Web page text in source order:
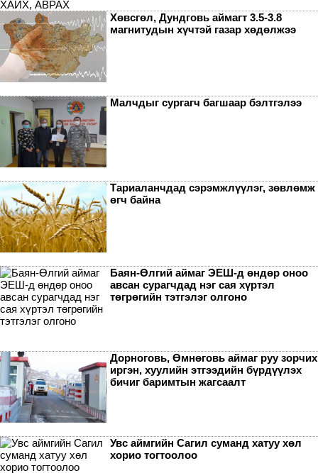
Хөвсгөл, Дундговь аймагт 3.5-3.8
магнитудын хүчтэй газар хөдөлжээ
Малчдыг сургагч багшаар бэлтгэлээ
Тариаланчдад сэрэмжлүүлэг, зөвлөмж
өгч байна
Баян-Өлгий аймаг ЭЕШ-д өндөр оноо
авсан сурагчдад нэг сая хүртэл
төгрөгийн тэтгэлэг олгоно
Дорноговь, Өмнөговь аймаг руу зорчих
иргэн, хуулийн этгээдийн бүрдүүлэх
бичиг баримтын жагсаалт
Увс аймгийн Сагил суманд хатуу хөл
хорио тогтоолоо